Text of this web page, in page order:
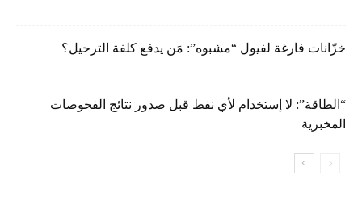
خزّانات فارغة لفيول “مشبوه”: مَن يدفع كلفة الترحيل؟
“الطاقة”: لا إستخدام لأي نفط قبل صدور نتائج الفحوصات
المخبرية